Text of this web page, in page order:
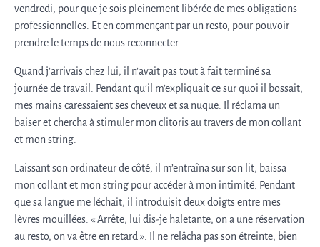
vendredi, pour que je sois pleinement libérée de mes obligations
professionnelles. Et en commençant par un resto, pour pouvoir
prendre le temps de nous reconnecter.
Quand j’arrivais chez lui, il n’avait pas tout à fait terminé sa
journée de travail. Pendant qu’il m’expliquait ce sur quoi il bossait,
mes mains caressaient ses cheveux et sa nuque. Il réclama un
baiser et chercha à stimuler mon clitoris au travers de mon collant
et mon string.
Laissant son ordinateur de côté, il m’entraîna sur son lit, baissa
mon collant et mon string pour accéder à mon intimité. Pendant
que sa langue me léchait, il introduisit deux doigts entre mes
lèvres mouillées. « Arrête, lui dis-je haletante, on a une réservation
au resto, on va être en retard ». Il ne relâcha pas son étreinte, bien